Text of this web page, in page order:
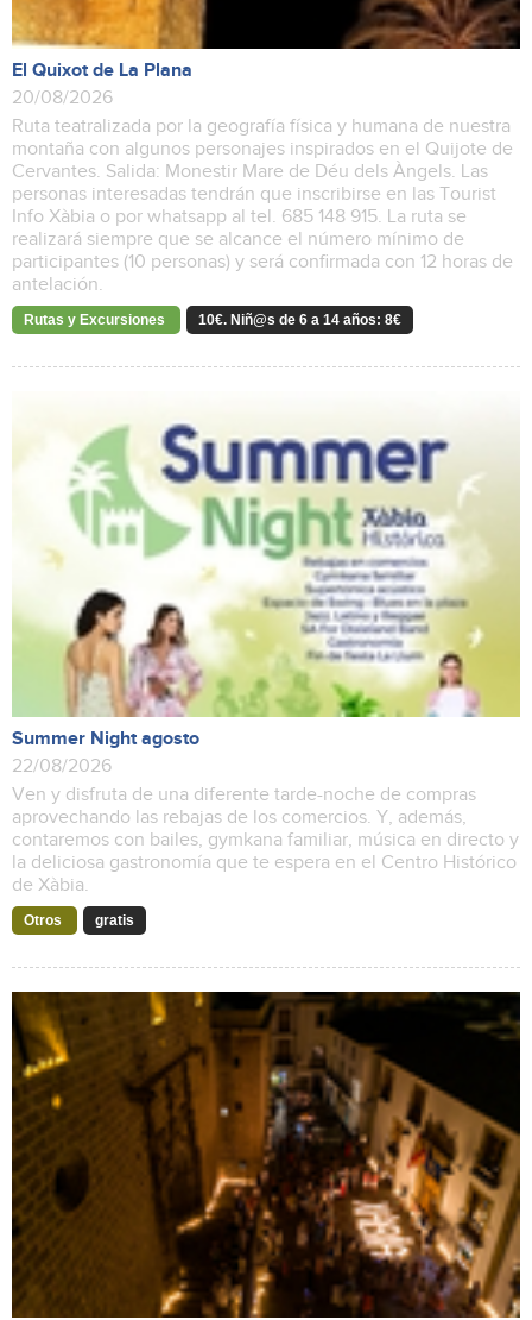
El Quixot de La Plana
20/08/2026
Ruta teatralizada por la geografía física y humana de nuestra
montaña con algunos personajes inspirados en el Quijote de
Cervantes. Salida: Monestir Mare de Déu dels Àngels. Las
personas interesadas tendrán que inscribirse en las Tourist
Info Xàbia o por whatsapp al tel. 685 148 915. La ruta se
realizará siempre que se alcance el número mínimo de
participantes (10 personas) y será confirmada con 12 horas de
antelación.
Rutas y Excursiones 10€. Niñ@s de 6 a 14 años: 8€
Summer Night agosto
22/08/2026
Ven y disfruta de una diferente tarde-noche de compras
aprovechando las rebajas de los comercios. Y, además,
contaremos con bailes, gymkana familiar, música en directo y
la deliciosa gastronomía que te espera en el Centro Histórico
de Xàbia.
Otros gratis